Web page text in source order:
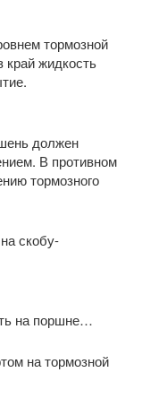
тормозной
край жидкость
должен
В противном
тормозного
скобу-
на поршне…
на тормозной